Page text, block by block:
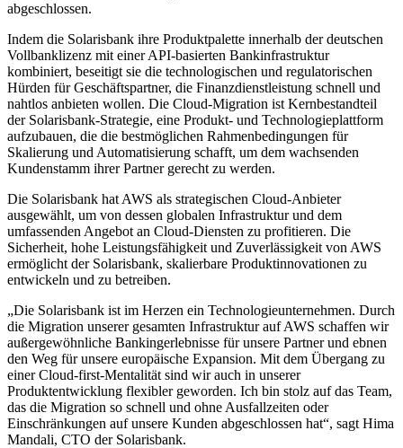
abgeschlossen.
Indem die Solarisbank ihre Produktpalette innerhalb der deutschen
Vollbanklizenz mit einer API-basierten Bankinfrastruktur
kombiniert, beseitigt sie die technologischen und regulatorischen
Hürden für Geschäftspartner, die Finanzdienstleistung schnell und
nahtlos anbieten wollen. Die Cloud-Migration ist Kernbestandteil
der Solarisbank-Strategie, eine Produkt- und Technologieplattform
aufzubauen, die die bestmöglichen Rahmenbedingungen für
Skalierung und Automatisierung schafft, um dem wachsenden
Kundenstamm ihrer Partner gerecht zu werden.
Die Solarisbank hat AWS als strategischen Cloud-Anbieter
ausgewählt, um von dessen globalen Infrastruktur und dem
umfassenden Angebot an Cloud-Diensten zu profitieren. Die
Sicherheit, hohe Leistungsfähigkeit und Zuverlässigkeit von AWS
ermöglicht der Solarisbank, skalierbare Produktinnovationen zu
entwickeln und zu betreiben.
„Die Solarisbank ist im Herzen ein Technologieunternehmen. Durch
die Migration unserer gesamten Infrastruktur auf AWS schaffen wir
außergewöhnliche Bankingerlebnisse für unsere Partner und ebnen
den Weg für unsere europäische Expansion. Mit dem Übergang zu
einer Cloud-first-Mentalität sind wir auch in unserer
Produktentwicklung flexibler geworden. Ich bin stolz auf das Team,
das die Migration so schnell und ohne Ausfallzeiten oder
Einschränkungen auf unsere Kunden abgeschlossen hat“, sagt Hima
Mandali, CTO der Solarisbank.